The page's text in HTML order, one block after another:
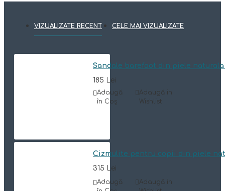
VIZUALIZATE RECENT CELE MAI VIZUALIZATE
Sandale barefoot din piele naturala
185 Lei
Adaugă
în Coş
Adaugă in
Wishlist
Cizmulite pentru copii din piele
315 Lei
Adaugă
Adaugă in